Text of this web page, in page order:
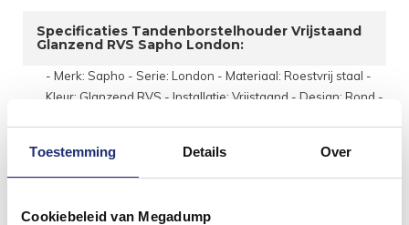
Toestemming Details Over
Cookiebeleid van Megadump
Specificaties Tandenborstelhouder Vrijstaand
Glanzend RVS Sapho London:
- Merk: Sapho - Serie: London - Materiaal: Roestvrij staal -
Kleur: Glanzend RVS - Installatie: Vrijstaand - Design: Rond -
Tandenborstelhouder Sapho
London Vrijstaand Glanzend RVS
Door de eenvoudige vormgeving past de tandenborstelhouder